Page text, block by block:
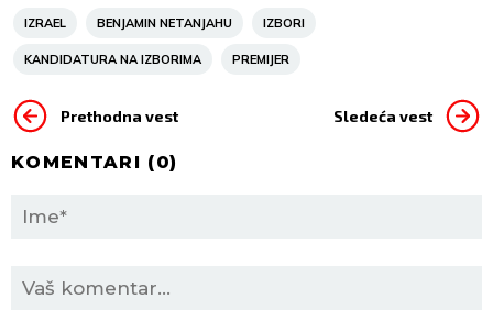
IZRAEL BENJAMIN NETANJAHU IZBORI
KANDIDATURA NA IZBORIMA PREMIJER
Prethodna vest Sledeća vest
KOMENTARI (0)